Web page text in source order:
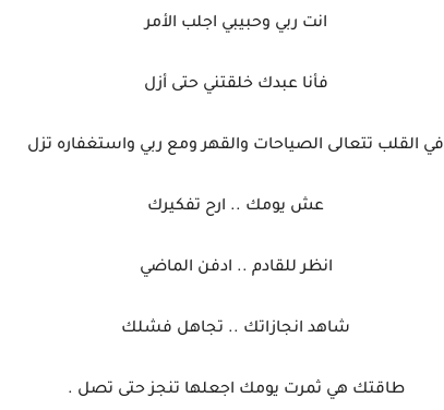
انت ربي وحبيبي اجلب الأمر
فأنا عبدك خلقتني حتى أزل
في القلب تتعالى الصياحات والقهر ومع ربي واستغفاره تزل
عش يومك .. ارح تفكيرك
انظر للقادم .. ادفن الماضي
شاهد انجازاتك .. تجاهل فشلك
طاقتك هي ثمرت يومك اجعلها تنجز حتى تصل .